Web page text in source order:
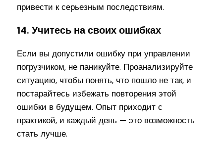
привести к серьезным последствиям.
14. Учитесь на своих ошибках
Если вы допустили ошибку при управлении
погрузчиком, не паникуйте. Проанализируйте
ситуацию, чтобы понять, что пошло не так, и
постарайтесь избежать повторения этой
ошибки в будущем. Опыт приходит с
практикой, и каждый день — это возможность
стать лучше.